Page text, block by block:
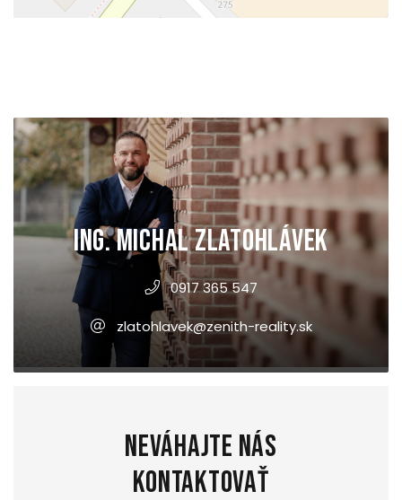
Ing. Michal Zlatohlávek
0917 365 547
zlatohlavek@zenith-reality.sk
Neváhajte nás
kontaktovať